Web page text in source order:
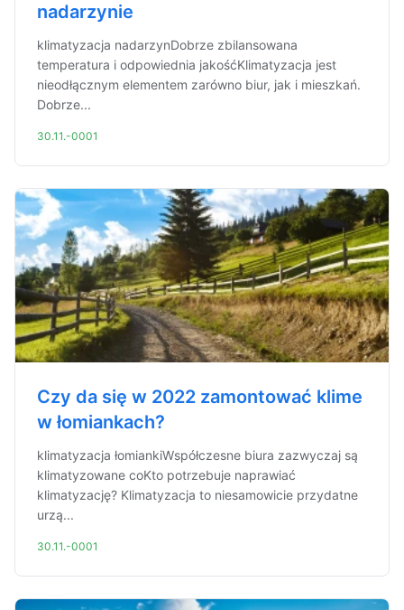
nadarzynie
klimatyzacja nadarzynDobrze zbilansowana
temperatura i odpowiednia jakośćKlimatyzacja jest
nieodłącznym elementem zarówno biur, jak i mieszkań.
Dobrze...
30.11.-0001
Czy da się w 2022 zamontować klime
w łomiankach?
klimatyzacja łomiankiWspółczesne biura zazwyczaj są
klimatyzowane coKto potrzebuje naprawiać
klimatyzację? Klimatyzacja to niesamowicie przydatne
urzą...
30.11.-0001